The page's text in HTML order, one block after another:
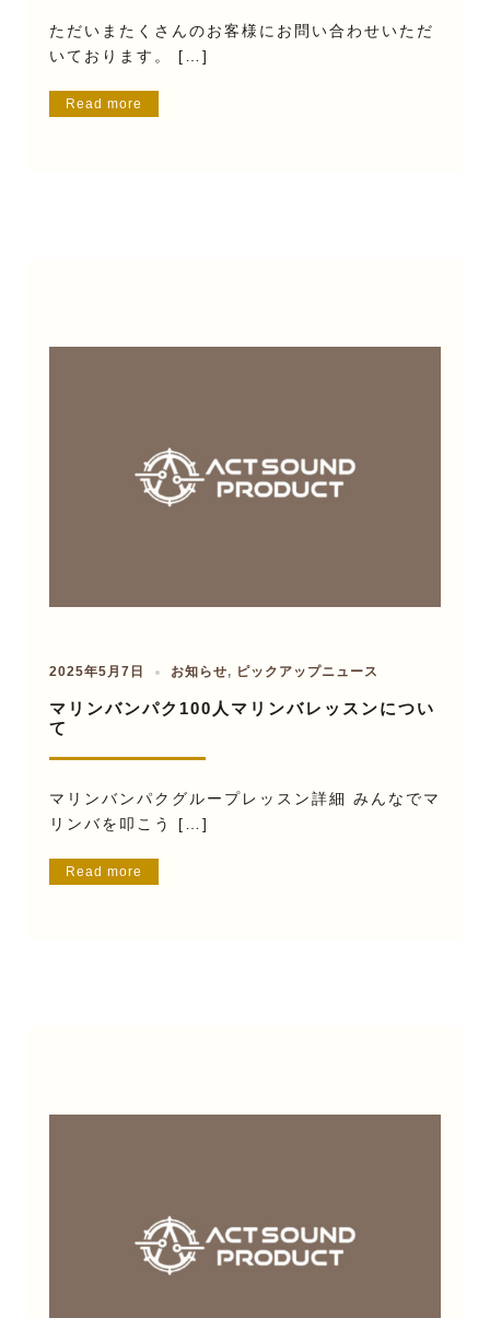
ただいまたくさんのお客様にお問い合わせいただ
いております。 […]
Read more
2025年5月7日 お知らせ, ピックアップニュース
マリンバンパク100人マリンバレッスンについ
て
マリンバンパクグループレッスン詳細 みんなでマ
リンバを叩こう […]
Read more